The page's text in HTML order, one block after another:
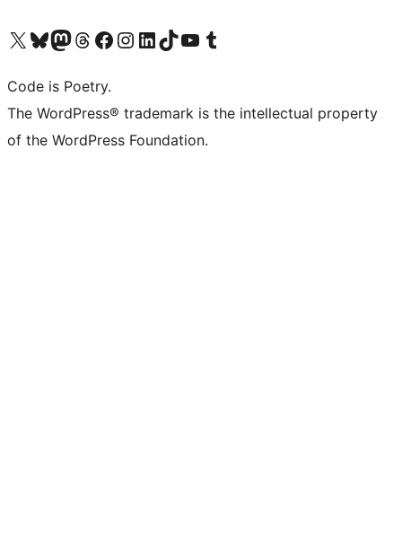
ຢ້ຽມຊົມບັນຊີ X (ຊື່ເກົ່າ Twitter) ຂອງພວກເຮົາຢ້ຽມຊົມບັນຊີ Bluesky ຂອງພວກເຮົາຢ້ຽມຊົມບັນຊີ Mastodon ຂອງພວກເຮົາຢ້ຽມຊົມບັນຊີ Threads ຂອງພວກເຮົາຢ້ຽມຊົມໜ້າ Facebook ຂອງພວກເຮົາຢ້ຽມຊົມບັນຊີ Instagram ຂອງພວກເຮົາຢ້ຽມຊົມບັນຊີ LinkedIn ຂອງພວກເຮົາຢ້ຽມຊົມບັນຊີ TikTok ຂອງພວກເຮົາຢ້ຽມຊົມຊ່ອງ YouTube ຂອງພວກເຮົາຢ້ຽມຊົມບັນຊີ Tumblr ຂອງພວກເຮົາ
Code is Poetry.
The WordPress® trademark is the intellectual property
of the WordPress Foundation.